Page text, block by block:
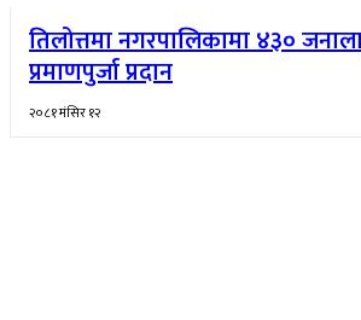
तिलोत्तमा नगरपालिकामा ४३०
प्रमाणपुर्जा प्रदान
२०८१ मंसिर १२